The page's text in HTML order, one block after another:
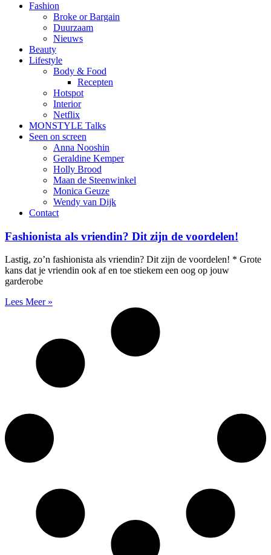
Fashion
Broke or Bargain
Duurzaam
Nieuws
Beauty
Lifestyle
Body & Food
Recepten
Hotspot
Interior
Netflix
MONSTYLE Talks
Seen on screen
Anna Nooshin
Geraldine Kemper
Holly Brood
Maan de Steenwinkel
Monica Geuze
Wendy van Dijk
Contact
Fashionista als vriendin? Dit zijn de voordelen!
Lastig, zo’n fashionista als vriendin? Dit zijn de voordelen! * Grote
kans dat je vriendin ook af en toe stiekem een oog op jouw
garderobe
Lees Meer »